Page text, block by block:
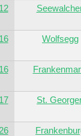
Wolfsegg
St.